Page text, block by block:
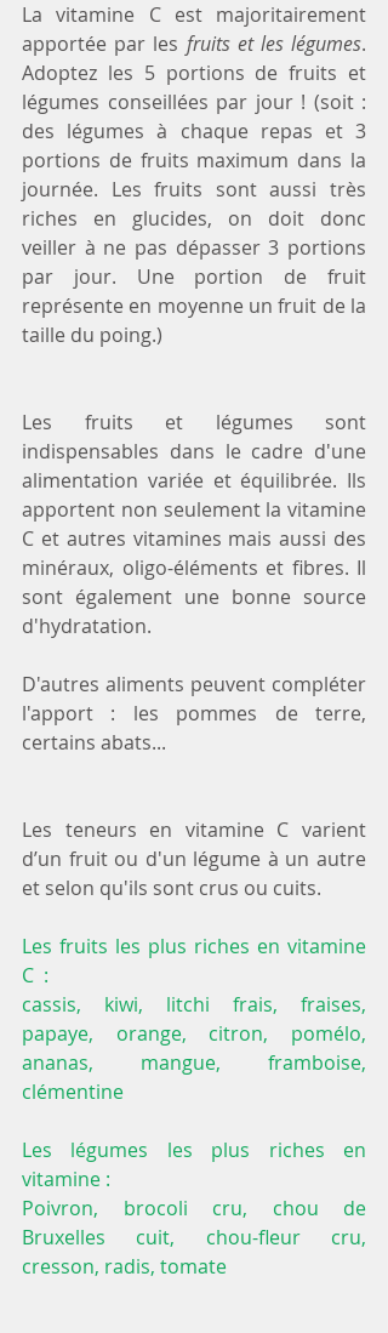
La vitamine C est majoritairement
apportée par les fruits et les légumes.
Adoptez les 5 portions de fruits et
légumes conseillées par jour ! (soit :
des légumes à chaque repas et 3
portions de fruits maximum dans la
journée. Les fruits sont aussi très
riches en glucides, on doit donc
veiller à ne pas dépasser 3 portions
par jour. Une portion de fruit
représente en moyenne un fruit de la
taille du poing.)
Les fruits et légumes sont
indispensables dans le cadre d'une
alimentation variée et équilibrée. Ils
apportent non seulement la vitamine
C et autres vitamines mais aussi des
minéraux, oligo-éléments et fibres. Il
sont également une bonne source
d'hydratation.
D'autres aliments peuvent compléter
l'apport : les pommes de terre,
certains abats...
Les teneurs en vitamine C varient
d’un fruit ou d'un légume à un autre
et selon qu'ils sont crus ou cuits.
Les fruits les plus riches en vitamine
C  :
cassis, kiwi, litchi frais, fraises,
papaye, orange, citron, pomélo,
ananas, mangue, framboise,
clémentine ​
Les légumes les plus riches en
vitamine :
Poivron, brocoli cru, chou de
Bruxelles cuit, chou-fleur cru,
cresson, radis, tomate